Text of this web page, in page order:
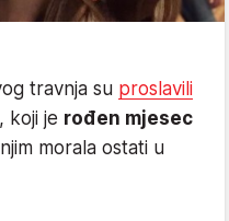
travnja su proslavili
, koji je rođen mjesec
morala ostati u